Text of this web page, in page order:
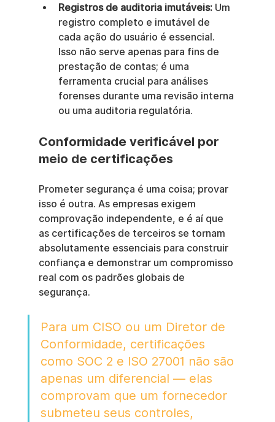
Registros de auditoria imutáveis: Um
registro completo e imutável de
cada ação do usuário é essencial.
Isso não serve apenas para fins de
prestação de contas; é uma
ferramenta crucial para análises
forenses durante uma revisão interna
ou uma auditoria regulatória.
Conformidade verificável por
meio de certificações
Prometer segurança é uma coisa; provar
isso é outra. As empresas exigem
comprovação independente, e é aí que
as certificações de terceiros se tornam
absolutamente essenciais para construir
confiança e demonstrar um compromisso
real com os padrões globais de
segurança.
Para um CISO ou um Diretor de
Conformidade, certificações
como SOC 2 e ISO 27001 não são
apenas um diferencial — elas
comprovam que um fornecedor
submeteu seus controles,